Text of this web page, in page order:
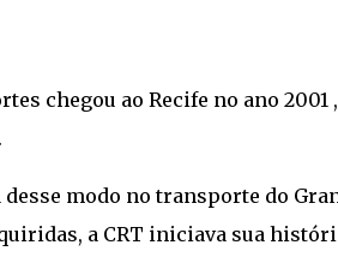
chegou ao Recife no ano 2001
modo no transporte do
a CRT iniciava sua